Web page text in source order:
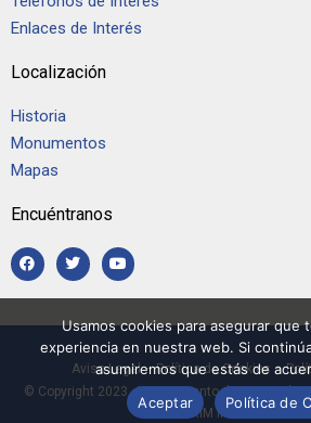
Enlaces de Interés
Localización
Historia
Monumentos
Mapas
Encuéntranos
Aviso Legal–Política de Cookies –
© Copyright 2023, Ayuntamiento de
RIM Informática.
Usamos cookies para asegurar que
experiencia en nuestra web. Si
asumiremos que estás de
Aceptar
Política de